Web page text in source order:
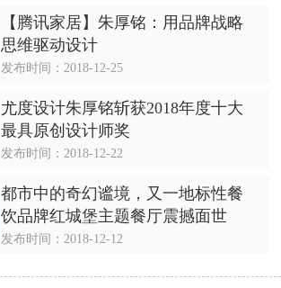
【腾讯家居】朱厚铭：用品牌战略
思维驱动设计
发布时间：2018-12-25
尤度设计朱厚铭斩获2018年度十大
最具原创设计师奖
发布时间：2018-12-22
都市中的奇幻谧境，又一地标性餐
饮品牌红城堡主题餐厅震撼面世
发布时间：2018-12-12